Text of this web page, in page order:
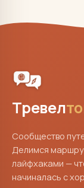
Тревел
Сообщество
Делимся
лайфхаками —
начиналась с